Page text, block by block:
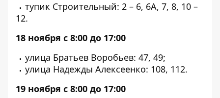
тупик Строительный: 2 – 6, 6А, 7, 8, 10 –
12.
18 ноября с 8:00 до 17:00
улица Братьев Воробьев: 47, 49;
улица Надежды Алексеенко: 108, 112.
19 ноября с 8:00 до 17:00